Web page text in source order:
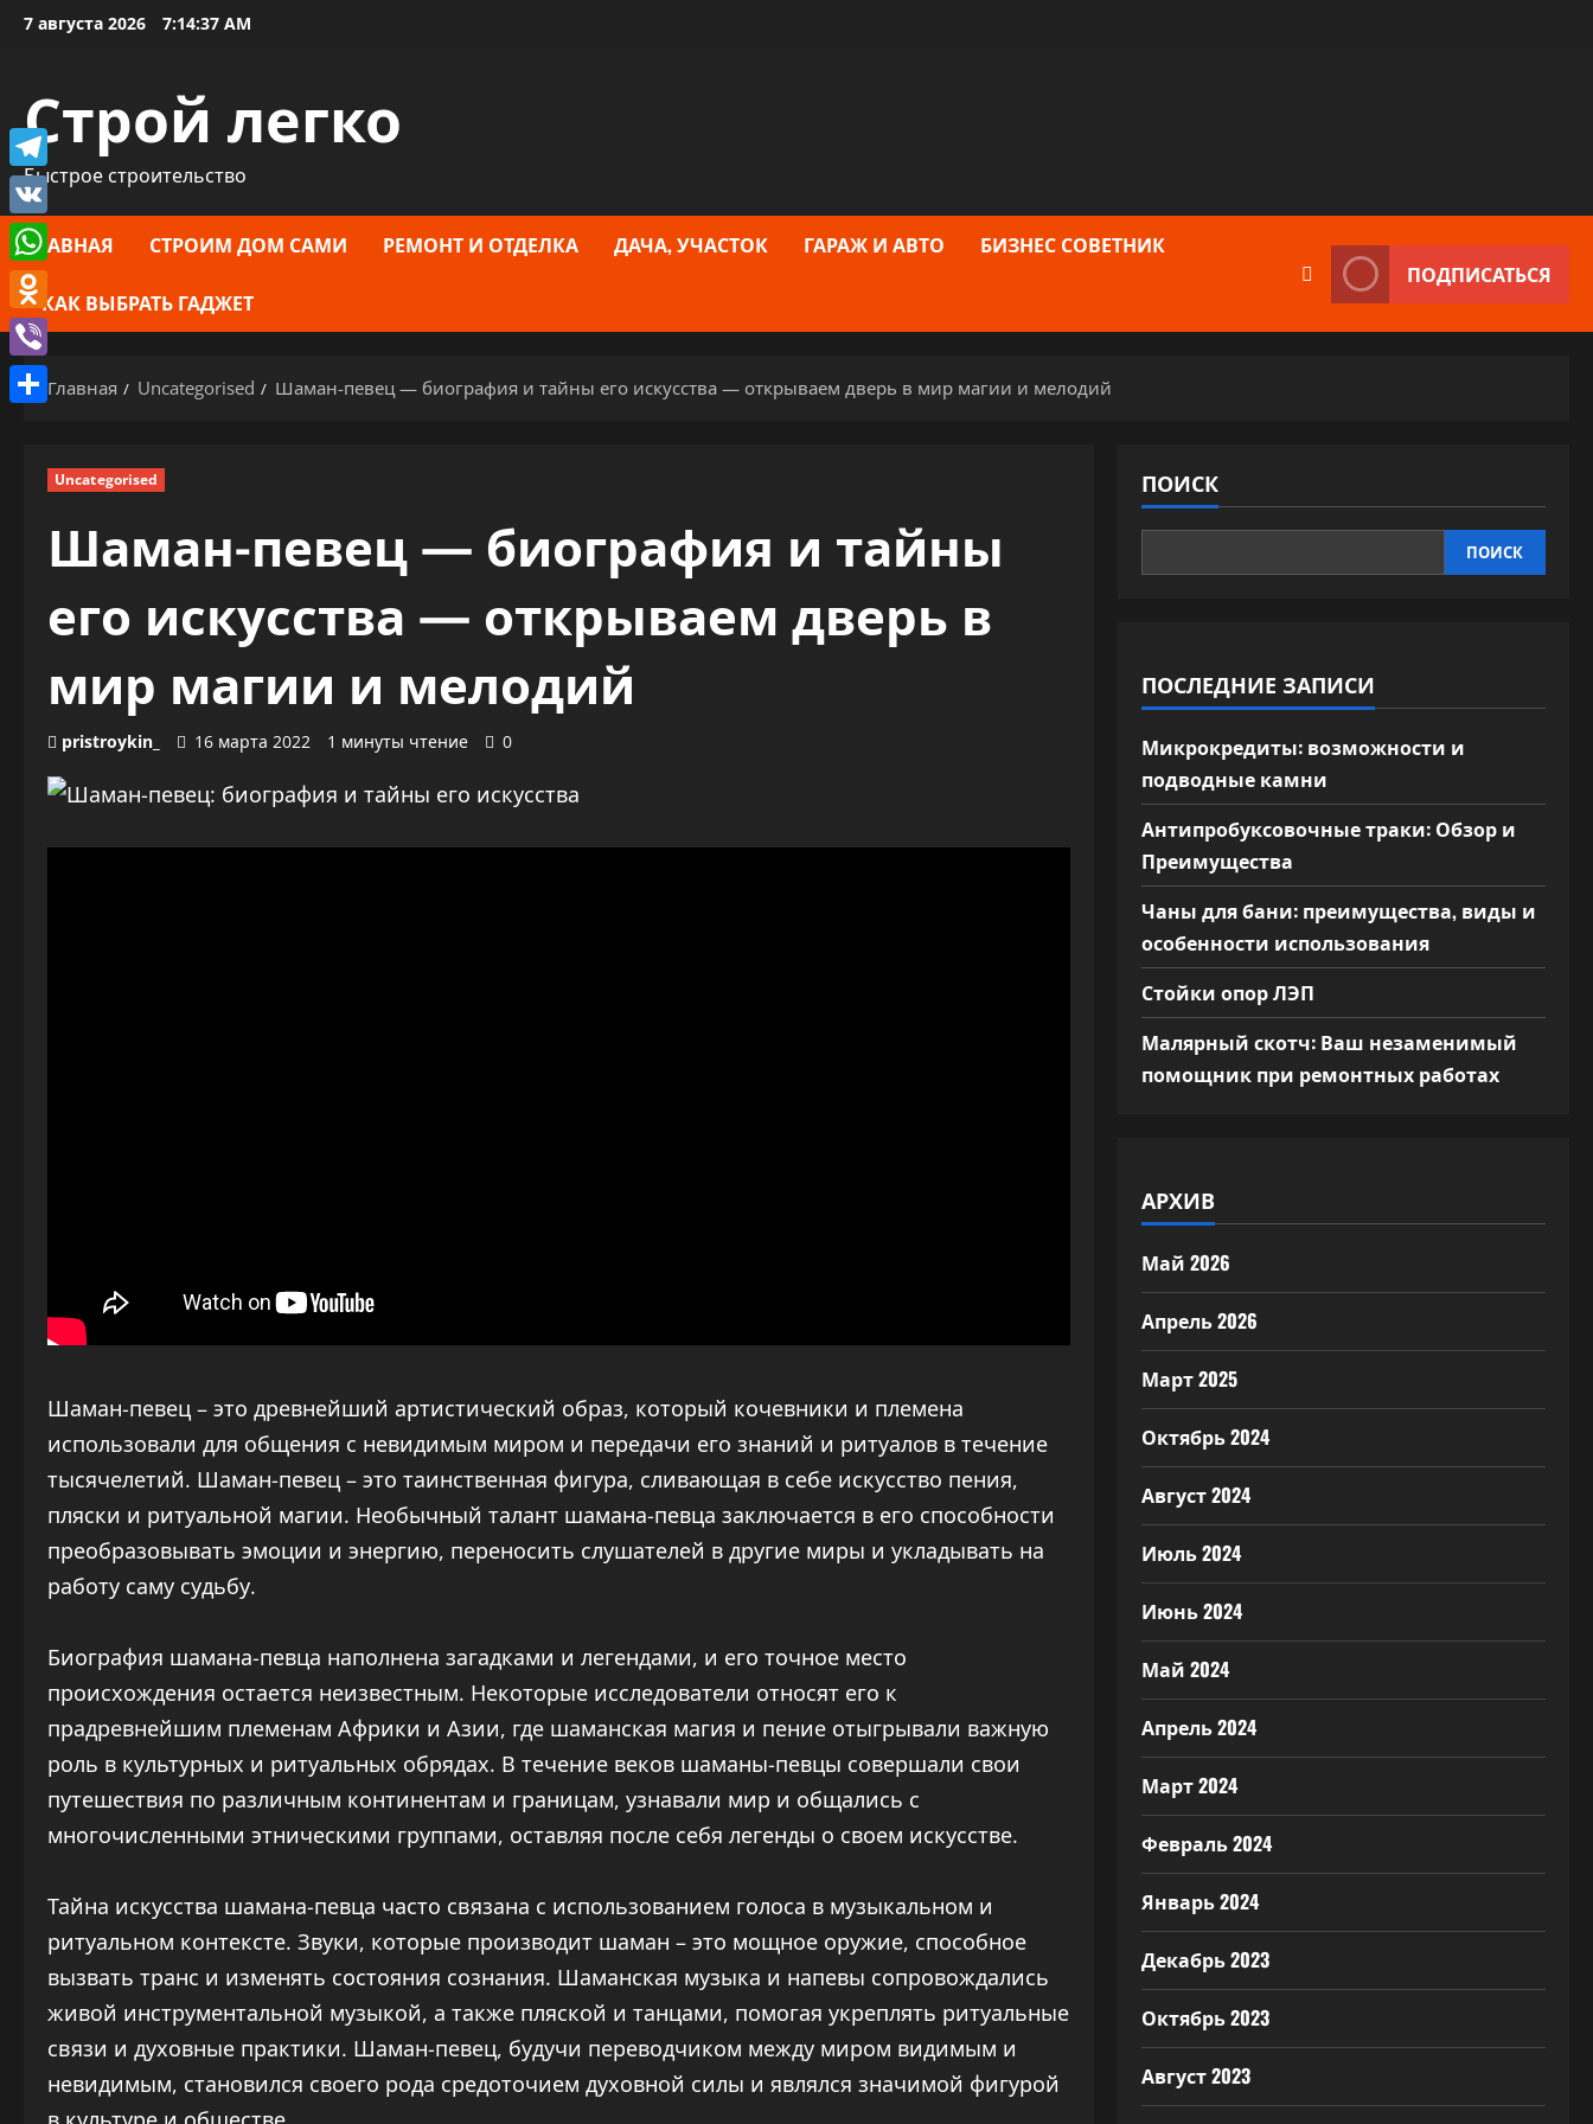
Перейти
7 августа 2026 7:14:37 AM
Строй легко
Быстрое строительство
ГЛАВНАЯ СТРОИМ ДОМ САМИ РЕМОНТ И ОТДЕЛКА ДАЧА, УЧАСТОК ГАРАЖ И АВТО БИЗНЕС СОВЕТНИК
КАК ВЫБРАТЬ ГАДЖЕТ
ПОДПИСАТЬСЯ
Главная Uncategorised Шаман-певец — биография и тайны его искусства — открываем дверь в мир магии и мелодий
Uncategorised
Шаман-певец — биография и тайны
его искусства — открываем дверь в
мир магии и мелодий
pristroykin_ 16 марта 2022 1 минуты чтение 0
Шаман-певец – это древнейший артистический образ, который кочевники и племена
использовали для общения с невидимым миром и передачи его знаний и ритуалов в течение
тысячелетий. Шаман-певец – это таинственная фигура, сливающая в себе искусство пения,
пляски и ритуальной магии. Необычный талант шамана-певца заключается в его способности
преобразовывать эмоции и энергию, переносить слушателей в другие миры и укладывать на
работу саму судьбу.
Биография шамана-певца наполнена загадками и легендами, и его точное место
происхождения остается неизвестным. Некоторые исследователи относят его к
прадревнейшим племенам Африки и Азии, где шаманская магия и пение отыгрывали важную
роль в культурных и ритуальных обрядах. В течение веков шаманы-певцы совершали свои
путешествия по различным континентам и границам, узнавали мир и общались с
многочисленными этническими группами, оставляя после себя легенды о своем искусстве.
Тайна искусства шамана-певца часто связана с использованием голоса в музыкальном и
ритуальном контексте. Звуки, которые производит шаман – это мощное оружие, способное
вызвать транс и изменять состояния сознания. Шаманская музыка и напевы сопровождались
живой инструментальной музыкой, а также пляской и танцами, помогая укреплять ритуальные
связи и духовные практики. Шаман-певец, будучи переводчиком между миром видимым и
невидимым, становился своего рода средоточием духовной силы и являлся значимой фигурой
ПОИСК
ПОИСК
ПОСЛЕДНИЕ ЗАПИСИ
Микрокредиты: возможности и
подводные камни
Антипробуксовочные траки: Обзор и
Преимущества
Чаны для бани: преимущества, виды и
особенности использования
Стойки опор ЛЭП
Малярный скотч: Ваш незаменимый
помощник при ремонтных работах
АРХИВ
Май 2026
Апрель 2026
Март 2025
Октябрь 2024
Август 2024
Июль 2024
Июнь 2024
Май 2024
Апрель 2024
Март 2024
Февраль 2024
Январь 2024
Декабрь 2023
Октябрь 2023
Август 2023
Telegram
VK
WhatsApp
Odnoklassniki
Viber